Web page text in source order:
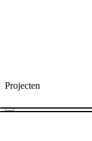
Projecten